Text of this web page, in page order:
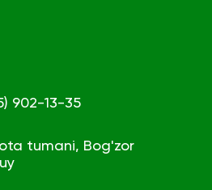
902-13-35
tumani, Bog'zor